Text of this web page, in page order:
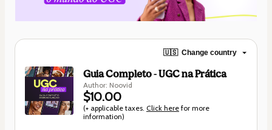
🇺🇸 Change country
Guia Completo - UGC na Prática
Author: Noovid
$10.00
(+ applicable taxes. Click here for more
information)